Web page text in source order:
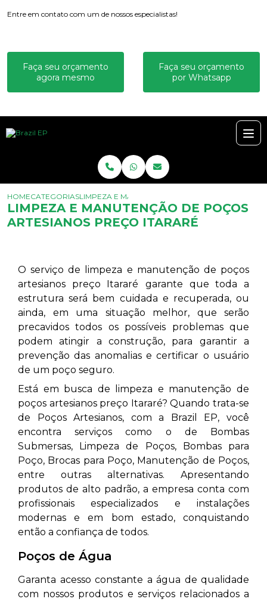
Entre em contato com um de nossos especialistas!
Faça seu orçamento
agora mesmo
Faça seu orçamento
por Whatsapp
HOMECATEGORIASLIMPEZA E MANUTENÇÃO DE POÇOS
LIMPEZA E MANUTENÇÃO DE POÇOS
ARTESIANOS PREÇO ITARARÉ
O serviço de limpeza e manutenção de poços
artesianos preço Itararé
garante que toda a
estrutura será bem cuidada e recuperada, ou
ainda, em uma situação melhor, que serão
precavidos todos os possíveis problemas que
podem atingir a construção, para garantir a
prevenção das anomalias e certificar o usuário
de um poço seguro.
Está em busca de limpeza e manutenção de
poços artesianos preço Itararé? Quando trata-se
de Poços Artesianos, com a Brazil EP, você
encontra serviços como o de Bombas
Submersas, Limpeza de Poços, Bombas para
Poço, Brocas para Poço, Manutenção de Poços,
entre outras alternativas. Apresentando
produtos de alto padrão, a empresa conta com
profissionais especializados e instalações
modernas e em bom estado, conquistando
então a confiança de todos.
Poços de Água
Garanta acesso constante a água de qualidade
com nossos produtos e serviços relacionados a